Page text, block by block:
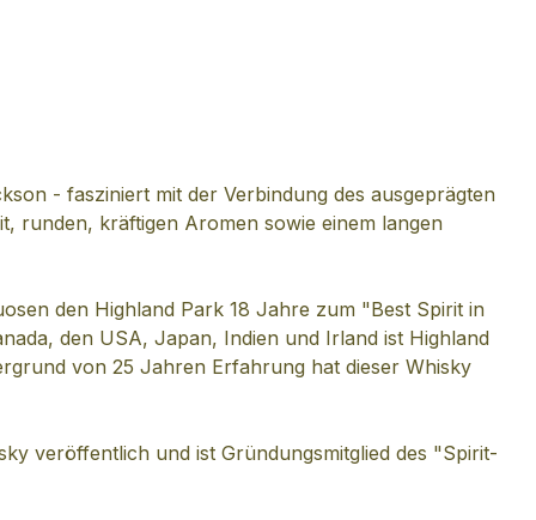
- fasziniert mit der Verbindung des ausgeprägten
runden, kräftigen Aromen sowie einem langen
den Highland Park 18 Jahre zum "Best Spirit in
den USA, Japan, Indien und Irland ist Highland
von 25 Jahren Erfahrung hat dieser Whisky
veröffentlich und ist Gründungsmitglied des "Spirit-